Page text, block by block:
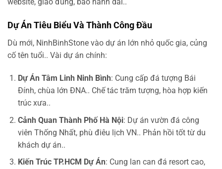
website, giao đúng, bảo hành dài..
Dự Án Tiêu Biểu Và Thành Công Đầu
Dù mới, NinhBinhStone vào dự án lớn nhỏ quốc gia, củng
cố tên tuổi.. Vài dự án chính:
Dự Án Tâm Linh Ninh Bình: Cung cấp đá tượng Bái
Đính, chùa lớn ĐNA.. Chế tác trăm tượng, hòa hợp kiến
trúc xưa..
Cảnh Quan Thành Phố Hà Nội: Dự án vườn đá công
viên Thống Nhất, phù điêu lịch VN.. Phản hồi tốt từ du
khách dự án..
Kiến Trúc TP.HCM Dự Án: Cung lan can đá resort cao,